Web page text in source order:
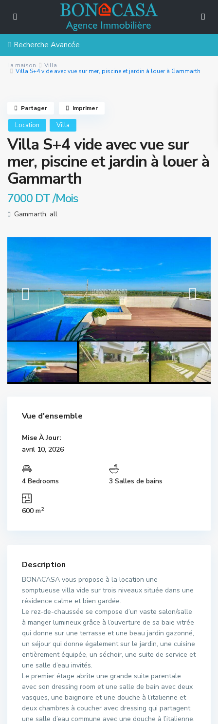
Recherche Avancée
La maison Villa
Villa S+4 vide avec vue sur mer, piscine et jardin à louer à Gammarth
Location Villa
Villa S+4 vide avec vue sur
mer, piscine et jardin à louer à
Gammarth
7000 DT/Mois
Gammarth, all
Partager Imprimer
Vue d'ensemble
Mise À Jour:
avril 10, 2026
4 Bedrooms 3 Salles de bains
600 m2
Description
BONACASA vous propose à la location une
somptueuse villa vide sur trois niveaux située dans une
résidence calme et bien gardée.
Le rez-de-chaussée se compose d’un vaste salon/salle
à manger lumineux grâce à l’ouverture de sa baie vitrée
qui donne sur une terrasse et une beau jardin gazonné,
un séjour qui donne également sur le jardin, une cuisine
entièrement équipée, un séchoir, une suite de service et
une salle d’eau invités.
Le premier étage abrite une grande suite parentale
avec son dressing room et une salle de bain avec deux
vasques, une baignoire et une douche à l’italienne et
deux chambres à coucher avec dressing qui partagent
une salle d’eau commune avec une douche à l’italienne.